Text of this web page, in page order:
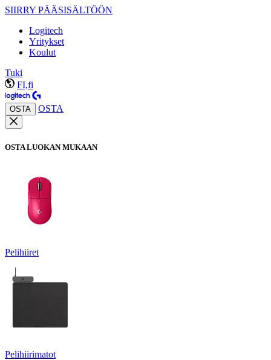
SIIRRY PÄÄSISÄLTÖÖN
Logitech
Yritykset
Koulut
Tuki
FI,fi
OSTA OSTA
OSTA LUOKAN MUKAAN
Pelihiiret
Pelihiirimatot